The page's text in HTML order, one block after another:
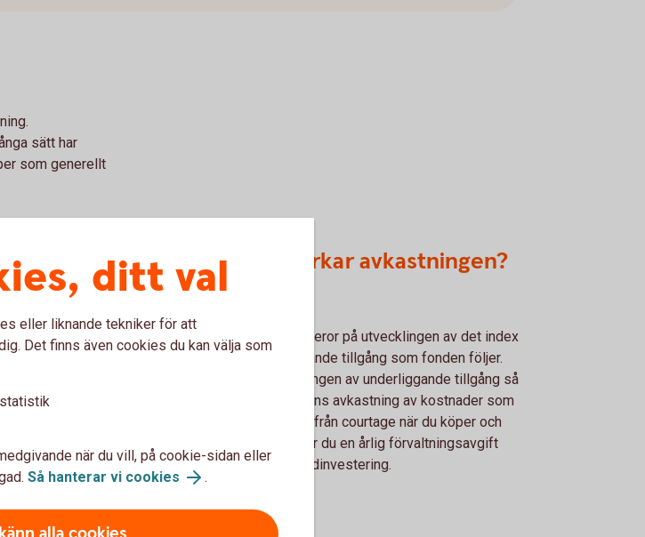
sätt har
som generellt
för risk?
fonder kan innebära
och valutarisk, precis som
Marknadsrisk innebär att
kan öka och minska över tid
då förvaltare
valuta. Vissa ETF:er
som uppstår vid vissa
eller vid aktielån.
Vad påverkar avkastningen?
Avkastningen beror på utvecklingen av det index
eller underliggande tillgång som fonden följer.
Utöver utvecklingen av underliggande tillgång så
påverkas ETF:ens avkastning av kostnader som
tas ut. Bortsett från courtage när du köper och
säljer så betalar du en årlig förvaltningsavgift
som vid en fondinvestering.
ditt val
eller liknande tekniker för att
Det finns även cookies du kan välja som
när du vill, på cookie-sidan eller
Så hanterar vi cookies .